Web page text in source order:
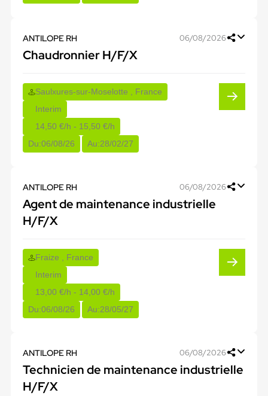
ANTILOPE RH 06/08/2026
Chaudronnier H/F/X
Saulxures-sur-Moselotte , France
Interim
14,50 €/h - 15,50 €/h
Du:06/08/26 Au:28/02/27
ANTILOPE RH 06/08/2026
Agent de maintenance industrielle
H/F/X
Fraize , France
Interim
13,00 €/h - 14,00 €/h
Du:06/08/26 Au:28/05/27
ANTILOPE RH 06/08/2026
Technicien de maintenance industrielle
H/F/X